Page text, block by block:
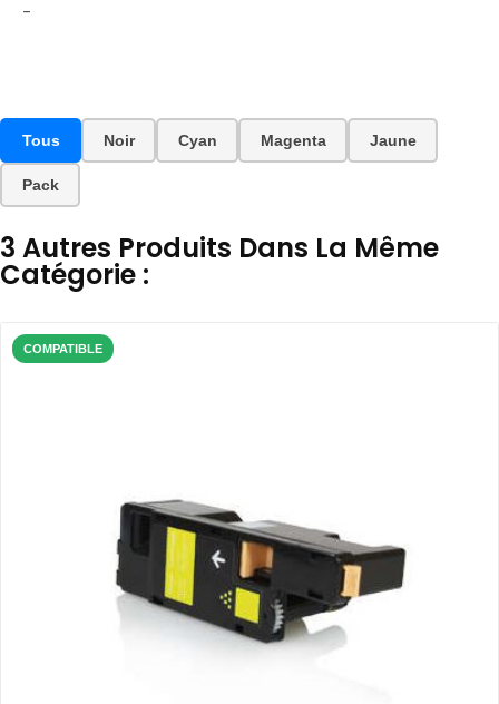
-
Tous Noir Cyan Magenta Jaune
Pack
3 Autres Produits Dans La Même
Catégorie :
COMPATIBLE